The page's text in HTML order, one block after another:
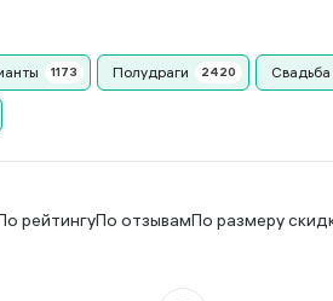
Полудраги Свадьба
рейтингуПо отзывамПо размеру